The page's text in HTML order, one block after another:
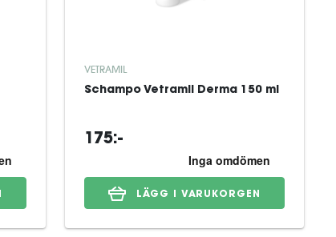
VETRAMIL
Schampo Vetramil Derma 150 ml
175:-
LÄGG I VARUKORGEN